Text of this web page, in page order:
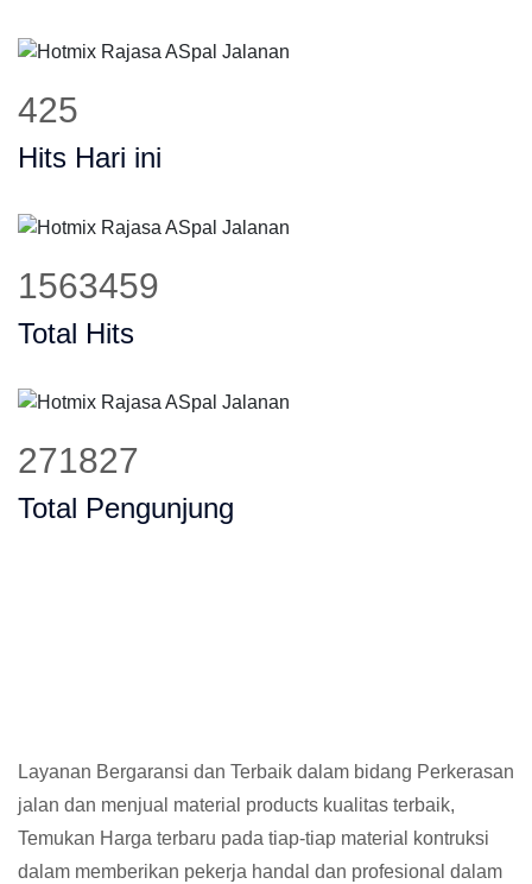
512
Hits Hari ini
1885520
Total Hits
331391
Total Pengunjung
Layanan Bergaransi dan Terbaik dalam bidang Perkerasan
jalan dan menjual material products kualitas terbaik,
Temukan Harga terbaru pada tiap-tiap material kontruksi
dalam memberikan pekerja handal dan profesional dalam